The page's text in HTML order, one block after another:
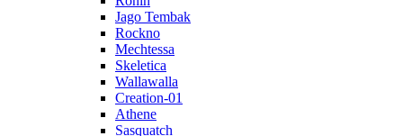
Jago Tembak
Rockno
Mechtessa
Skeletica
Wallawalla
Creation-01
Athene
Sasquatch